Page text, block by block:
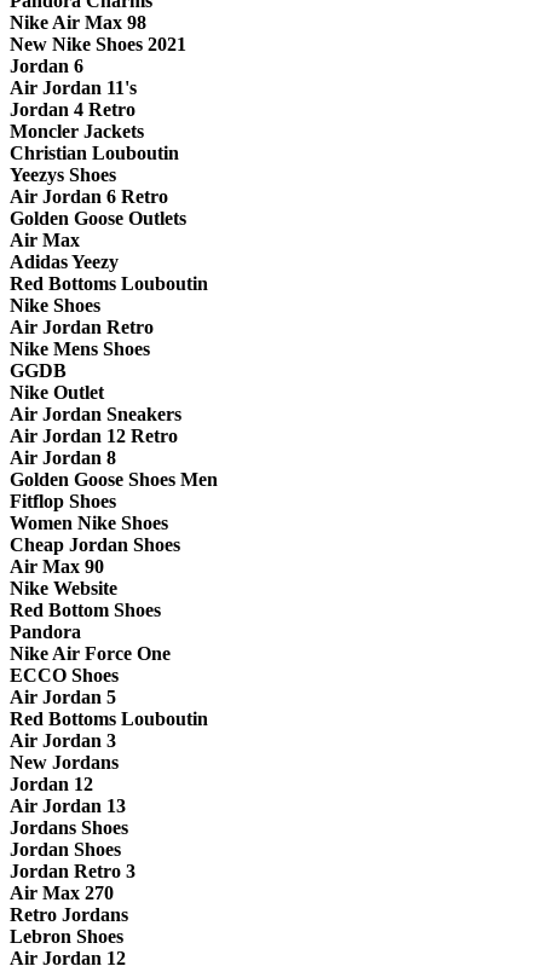
Nike Air Max 98
New Nike Shoes 2021
Jordan 6
Air Jordan 11's
Jordan 4 Retro
Moncler Jackets
Christian Louboutin
Yeezys Shoes
Air Jordan 6 Retro
Golden Goose Outlets
Air Max
Adidas Yeezy
Red Bottoms Louboutin
Nike Shoes
Air Jordan Retro
Nike Mens Shoes
GGDB
Nike Outlet
Air Jordan Sneakers
Air Jordan 12 Retro
Air Jordan 8
Golden Goose Shoes Men
Fitflop Shoes
Women Nike Shoes
Cheap Jordan Shoes
Air Max 90
Nike Website
Red Bottom Shoes
Pandora
Nike Air Force One
ECCO Shoes
Air Jordan 5
Red Bottoms Louboutin
Air Jordan 3
New Jordans
Jordan 12
Air Jordan 13
Jordans Shoes
Jordan Shoes
Jordan Retro 3
Air Max 270
Retro Jordans
Lebron Shoes
Air Jordan 12